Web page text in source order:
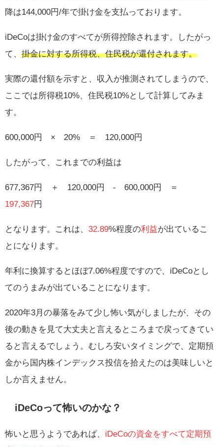
降は144,000円/年で掛け金を支払っております。
iDeCoは掛け金のすべてが所得控除されます。したがっ
て、 掛金に対する所得税、住民税が還付されます。
実際の還付額を示すと、収入が推測されてしまうので、
ここでは所得税10%、住民税10%として計算してみま
す。
600,000円 × 20% ＝ 120,000円
したがって、これまでの利益は
677,367円 ＋ 120,000円 ‐ 600,000円 ＝
197,367円
となります。これは、 32.89%程度の利益が出ているこ
とになります。
年利に換算するとほぼ7.06%程度ですので、iDeCoとし
てのうまみが出ていることになります。
2020年3月の暴落をみて少し怖い気がしましたが、その
後の動きを見て大丈夫と言えるところまで戻ってきてい
ると言えるでしょう。むしろ安いタイミングで、定期預
金から国内株インデックス投信を拾えたのは美味しいと
しか言えません。
iDeCoって怖いのかな？
怖いと思うようであれば、 iDeCoの資金をすべて定期預